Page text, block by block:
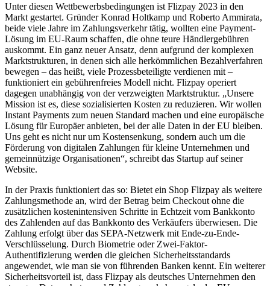
Unter diesen Wettbewerbsbedingungen ist Flizpay 2023 in den
Markt gestartet. Gründer Konrad Holtkamp und Roberto Ammirata,
beide viele Jahre im Zahlungsverkehr tätig, wollten eine Payment-
Lösung im EU-Raum schaffen, die ohne teure Händlergebühren
auskommt. Ein ganz neuer Ansatz, denn aufgrund der komplexen
Marktstrukturen, in denen sich alle herkömmlichen Bezahlverfahren
bewegen – das heißt, viele Prozessbeteiligte verdienen mit –
funktioniert ein gebührenfreies Modell nicht. Flizpay operiert
dagegen unabhängig von der verzweigten Marktstruktur. „Unsere
Mission ist es, diese sozialisierten Kosten zu reduzieren. Wir wollen
Instant Payments zum neuen Standard machen und eine europäische
Lösung für Europäer anbieten, bei der alle Daten in der EU bleiben.
Uns geht es nicht nur um Kostensenkung, sondern auch um die
Förderung von digitalen Zahlungen für kleine Unternehmen und
gemeinnützige Organisationen“, schreibt das Startup auf seiner
Website.
In der Praxis funktioniert das so: Bietet ein Shop Flizpay als weitere
Zahlungsmethode an, wird der Betrag beim Checkout ohne die
zusätzlichen kostenintensiven Schritte in Echtzeit vom Bankkonto
des Zahlenden auf das Bankkonto des Verkäufers überwiesen. Die
Zahlung erfolgt über das SEPA-Netzwerk mit Ende-zu-Ende-
Verschlüsselung. Durch Biometrie oder Zwei-Faktor-
Authentifizierung werden die gleichen Sicherheitsstandards
angewendet, wie man sie von führenden Banken kennt. Ein weiterer
Sicherheitsvorteil ist, dass Flizpay als deutsches Unternehmen den